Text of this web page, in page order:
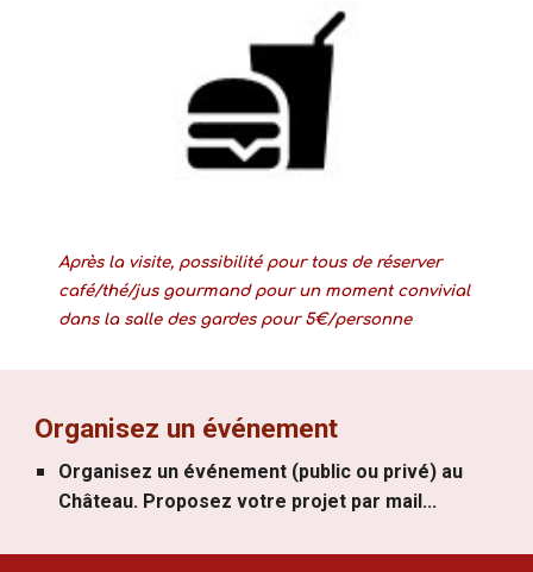
Après la visite, possibilité pour tous de réserver
café/thé/jus gourmand pour un moment convivial
dans la salle des gardes pour 5€/personne
Organisez un événement
Organisez un événement (public ou privé) au
Château. Proposez votre projet par mail...